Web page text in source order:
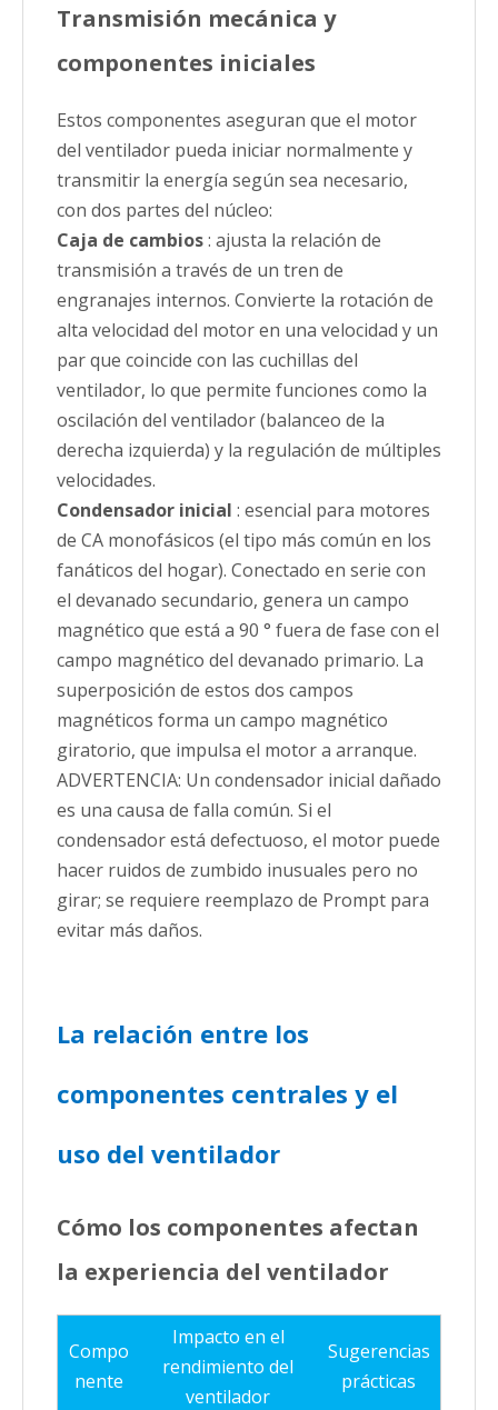
Transmisión mecánica y
componentes iniciales
Estos componentes aseguran que el motor
del ventilador pueda iniciar normalmente y
transmitir la energía según sea necesario,
con dos partes del núcleo:
Caja de cambios: ajusta la relación de
transmisión a través de un tren de
engranajes internos. Convierte la rotación de
alta velocidad del motor en una velocidad y un
par que coincide con las cuchillas del
ventilador, lo que permite funciones como la
oscilación del ventilador (balanceo de la
derecha izquierda) y la regulación de múltiples
velocidades.
Condensador inicial : esencial para motores
de CA monofásicos (el tipo más común en los
fanáticos del hogar). Conectado en serie con
el devanado secundario, genera un campo
magnético que está a 90 ° fuera de fase con el
campo magnético del devanado primario. La
superposición de estos dos campos
magnéticos forma un campo magnético
giratorio, que impulsa el motor a arranque.
ADVERTENCIA: Un condensador inicial dañado
es una causa de falla común. Si el
condensador está defectuoso, el motor puede
hacer ruidos de zumbido inusuales pero no
girar; se requiere reemplazo de Prompt para
evitar más daños.
La relación entre los
componentes centrales y el
uso del ventilador
Cómo los componentes afectan
la experiencia del ventilador
Compo
nente
Impacto en el
rendimiento del
ventilador
Sugerencias
prácticas